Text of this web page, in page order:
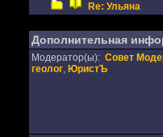
Re: Ульяна
Дополнительная
Модератор(ы): Совет
геолог, ЮристЪ